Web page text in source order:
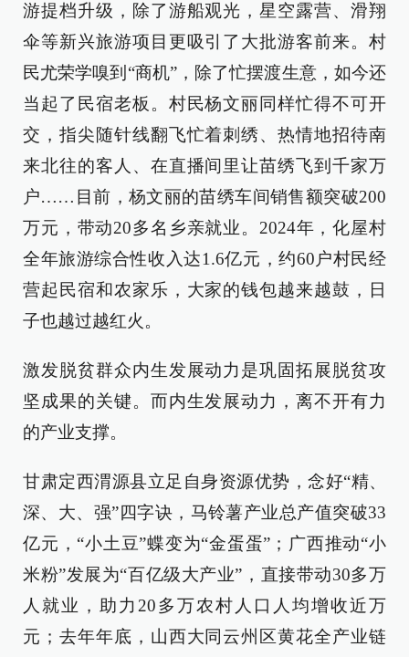
游提档升级，除了游船观光，星空露营、滑翔
伞等新兴旅游项目更吸引了大批游客前来。村
民尤荣学嗅到“商机”，除了忙摆渡生意，如今还
当起了民宿老板。村民杨文丽同样忙得不可开
交，指尖随针线翻飞忙着刺绣、热情地招待南
来北往的客人、在直播间里让苗绣飞到千家万
户……目前，杨文丽的苗绣车间销售额突破200
万元，带动20多名乡亲就业。2024年，化屋村
全年旅游综合性收入达1.6亿元，约60户村民经
营起民宿和农家乐，大家的钱包越来越鼓，日
子也越过越红火。
激发脱贫群众内生发展动力是巩固拓展脱贫攻
坚成果的关键。而内生发展动力，离不开有力
的产业支撑。
甘肃定西渭源县立足自身资源优势，念好“精、
深、大、强”四字诀，马铃薯产业总产值突破33
亿元，“小土豆”蝶变为“金蛋蛋”；广西推动“小
米粉”发展为“百亿级大产业”，直接带动30多万
人就业，助力20多万农村人口人均增收近万
元；去年年底，山西大同云州区黄花全产业链